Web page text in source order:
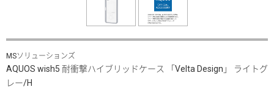
MSソリューションズ
AQUOS wish5 耐衝撃ハイブリッドケース 「Velta Design」 ライトグ
レー/H